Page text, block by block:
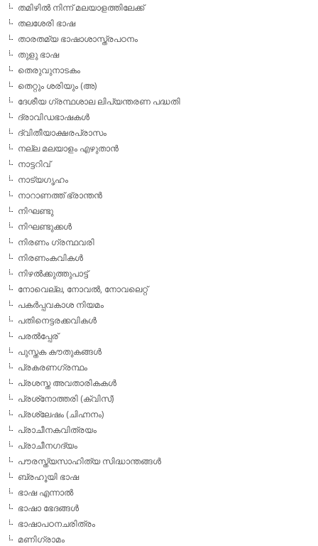
തമിഴില്‍ നിന്ന് മലയാളത്തിലേക്ക്
തലശേരി ഭാഷ
താരതമ്യ ഭാഷാശാസ്ത്രപഠനം
തുളു ഭാഷ
തെരുവുനാടകം
തെറ്റും ശരിയും (അ)
ദേശീയ ഗ്രന്ഥശാല ലിപ്യന്തരണ പദ്ധതി
ദ്രാവിഡഭാഷകള്‍
ദ്വിതീയാക്ഷരപ്രാസം
നല്ല മലയാളം എഴുതാന്‍
നാട്ടറിവ്
നാട്യഗൃഹം
നാറാണത്ത് ഭ്രാന്തന്‍
നിഘണ്ടു
നിഘണ്ടുക്കള്‍
നിരണം ഗ്രന്ഥവരി
നിരണംകവികള്‍
നിഴല്‍ക്കുത്തുപാട്ട്
നോവെല്ല, നോവല്‍, നോവലെറ്റ്
പകര്‍പ്പവകാശ നിയമം
പതിനെട്ടരക്കവികള്‍
പരല്‍പ്പേര്
പുസ്തക കൗതുകങ്ങള്‍
പ്രകരണഗ്രന്ഥം
പ്രശസ്ത അവതാരികകള്‍
പ്രശ്‌നോത്തരി (ക്വിസ്)
പ്രശ്ലേഷം (ചിഹ്നനം)
പ്രാചീനകവിത്രയം
പ്രാചീനഗദ്യം
പൗരസ്ത്യസാഹിത്യ സിദ്ധാന്തങ്ങള്‍
ബ്രഹൂയി ഭാഷ
ഭാഷ എന്നാല്‍
ഭാഷാ ഭേദങ്ങള്‍
ഭാഷാപഠനചരിത്രം
മണിഗ്രാമം